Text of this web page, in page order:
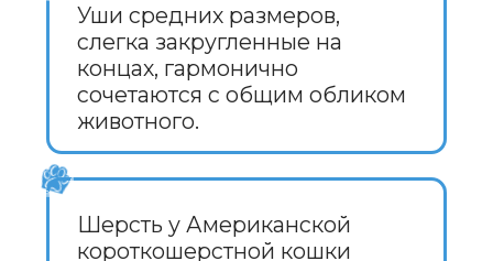
БЕЛЫЙ —
идеально белоснежные
кошки с яркими глазами.